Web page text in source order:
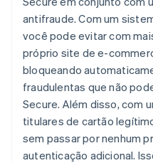
antifraude. Com um
você pode evitar com
próprio site de e-
bloqueando
fraudulentas que não
Secure. Além disso, com
titulares de cartão
sem passar por nenhum
autenticação adicional.